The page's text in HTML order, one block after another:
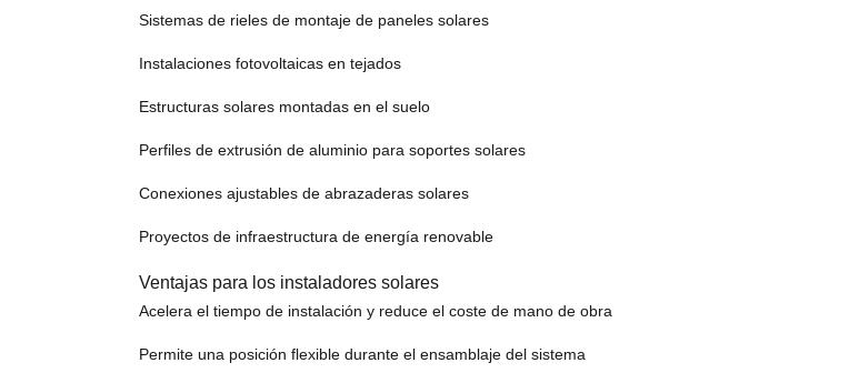
Sistemas de rieles de montaje de paneles solares
Instalaciones fotovoltaicas en tejados
Estructuras solares montadas en el suelo
Perfiles de extrusión de aluminio para soportes solares
Conexiones ajustables de abrazaderas solares
Proyectos de infraestructura de energía renovable
Ventajas para los instaladores solares
Acelera el tiempo de instalación y reduce el coste de mano de obra
Permite una posición flexible durante el ensamblaje del sistema